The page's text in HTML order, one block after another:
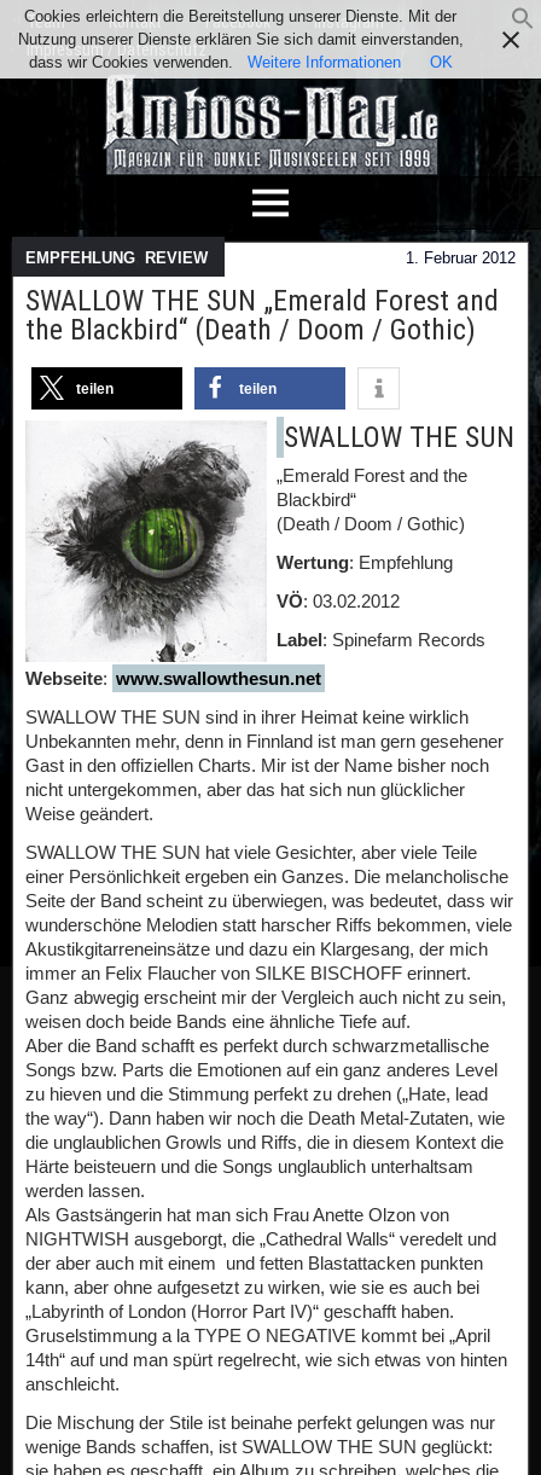
Team Kontakt Facebook
Instagram
Impressum / Datenschutz
EMPFEHLUNG REVIEW 1. Februar 2012
SWALLOW THE SUN „Emerald Forest and
the Blackbird“ (Death / Doom / Gothic)
teilen teilen
SWALLOW THE SUN
„Emerald Forest and the
Blackbird“
(Death / Doom / Gothic)
Wertung: Empfehlung
VÖ: 03.02.2012
Label: Spinefarm Records
Webseite: www.swallowthesun.net
SWALLOW THE SUN sind in ihrer Heimat keine wirklich
Unbekannten mehr, denn in Finnland ist man gern gesehener
Gast in den offiziellen Charts. Mir ist der Name bisher noch
nicht untergekommen, aber das hat sich nun glücklicher
Weise geändert.
SWALLOW THE SUN hat viele Gesichter, aber viele Teile
einer Persönlichkeit ergeben ein Ganzes. Die melancholische
Seite der Band scheint zu überwiegen, was bedeutet, dass wir
wunderschöne Melodien statt harscher Riffs bekommen, viele
Akustikgitarreneinsätze und dazu ein Klargesang, der mich
immer an Felix Flaucher von SILKE BISCHOFF erinnert.
Ganz abwegig erscheint mir der Vergleich auch nicht zu sein,
weisen doch beide Bands eine ähnliche Tiefe auf.
Aber die Band schafft es perfekt durch schwarzmetallische
Songs bzw. Parts die Emotionen auf ein ganz anderes Level
zu hieven und die Stimmung perfekt zu drehen („Hate, lead
the way“). Dann haben wir noch die Death Metal-Zutaten, wie
die unglaublichen Growls und Riffs, die in diesem Kontext die
Härte beisteuern und die Songs unglaublich unterhaltsam
werden lassen.
Als Gastsängerin hat man sich Frau Anette Olzon von
NIGHTWISH ausgeborgt, die „Cathedral Walls“ veredelt und
der aber auch mit einem und fetten Blastattacken punkten
kann, aber ohne aufgesetzt zu wirken, wie sie es auch bei
„Labyrinth of London (Horror Part IV)“ geschafft haben.
Gruselstimmung a la TYPE O NEGATIVE kommt bei „April
14th“ auf und man spürt regelrecht, wie sich etwas von hinten
anschleicht.
Die Mischung der Stile ist beinahe perfekt gelungen was nur
wenige Bands schaffen, ist SWALLOW THE SUN geglückt:
sie haben es geschafft, ein Album zu schreiben, welches die
Cookies erleichtern die Bereitstellung unserer Dienste. Mit der
Nutzung unserer Dienste erklären Sie sich damit einverstanden,
dass wir Cookies verwenden.
Weitere Informationen OK